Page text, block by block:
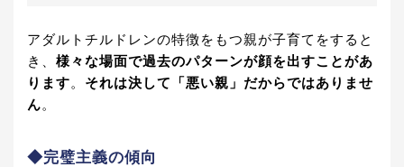
アダルトチルドレンの特徴をもつ親が子育てをすると
き、 様々な場面で過去のパターンが顔を出すことがあ
ります。 それは決して「悪い親」だからではありませ
ん。
◆完璧主義の傾向